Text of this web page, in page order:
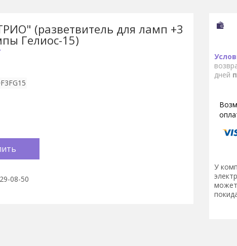
(разветвитель для ламп +3
Гелиос-15)
08-50
дней
У